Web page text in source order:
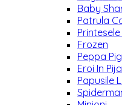
Baby
Patrula
Frozen
Peppa Pig
Eroi In
Papusile